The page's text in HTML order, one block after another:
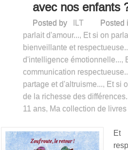
avec nos enfants
Posted by ILT Posted
parlait d'amour..., Et si on
bienveillante et
d'intelligence émotionnelle...,
communication
partage et d'altruisme..., Et si
de la richesse des
11 ans, Ma collection de
Et